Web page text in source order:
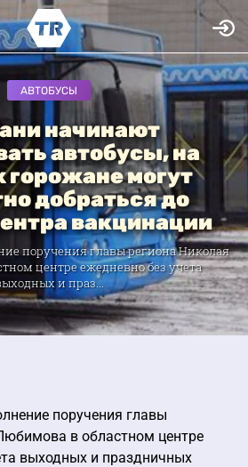
АВТОБУСЫ
начинают
автобусы, на
горожане могут
добраться до
вакцинации
поручения главы региона Николая
центре ежедневно без учета
и праз...
поручения главы
в областном центре
выходных и праздничных